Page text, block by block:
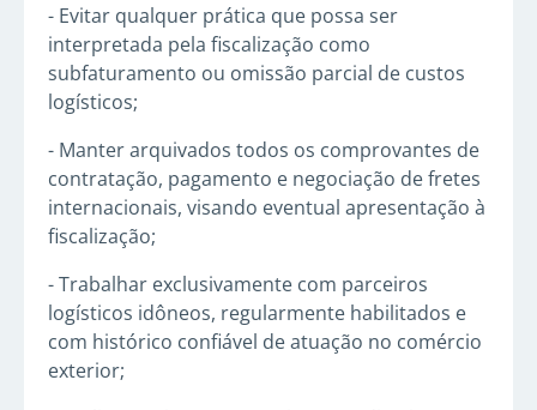
- Evitar qualquer prática que possa ser
interpretada pela fiscalização como
subfaturamento ou omissão parcial de custos
logísticos;
- Manter arquivados todos os comprovantes de
contratação, pagamento e negociação de fretes
internacionais, visando eventual apresentação à
fiscalização;
- Trabalhar exclusivamente com parceiros
logísticos idôneos, regularmente habilitados e
com histórico confiável de atuação no comércio
exterior;